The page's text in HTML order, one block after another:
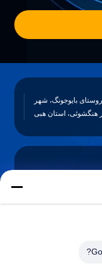
دوم، روستای بایوجونگ، شهر
هنگشوئی، استان هبی